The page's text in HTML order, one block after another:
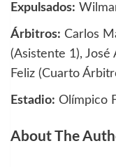
Expulsados:
Árbitros: Carlos
(Asistente 1), José
Feliz (Cuarto
Estadio: Olímpico
About The